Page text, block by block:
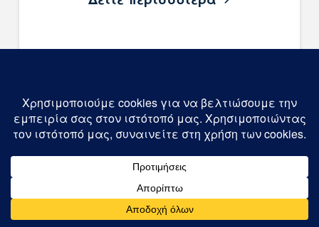
Φωτοβολταϊκές
εφαρμογές
Με εμπειρία πάνω απο 20 έτη στις
φωτοβολταΪκές εγκαταστάσεις,
μπορούμε να μελετήσουμε,